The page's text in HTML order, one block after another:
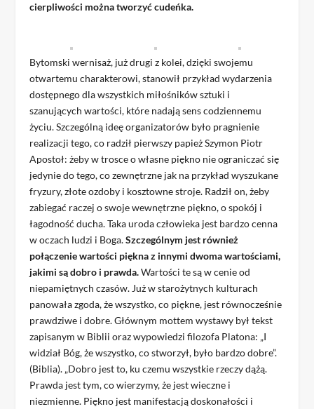
cierpliwości można tworzyć cudeńka.
Bytomski wernisaż, już drugi z kolei, dzięki swojemu
otwartemu charakterowi, stanowił przykład wydarzenia
dostępnego dla wszystkich miłośników sztuki i
szanujących wartości, które nadają sens codziennemu
życiu. Szczególną ideę organizatorów było pragnienie
realizacji tego, co radził pierwszy papież Szymon Piotr
Apostoł: żeby w trosce o własne piękno nie ograniczać się
jedynie do tego, co zewnętrzne jak na przykład wyszukane
fryzury, złote ozdoby i kosztowne stroje. Radził on, żeby
zabiegać raczej o swoje wewnętrzne piękno, o spokój i
łagodność ducha. Taka uroda człowieka jest bardzo cenna
w oczach ludzi i Boga.Szczególnym jest również
połączenie wartości piękna z innymi dwoma wartościami,
jakimi są dobro i prawda.Wartości te są w cenie od
niepamiętnych czasów. Już w starożytnych kulturach
panowała zgoda, że wszystko, co piękne, jest równocześnie
prawdziwe i dobre. Głównym mottem wystawy był tekst
zapisanym w Biblii oraz wypowiedzi filozofa Platona: „I
widział Bóg, że wszystko, co stworzył, było bardzo dobre”.
(Biblia). „Dobro jest to, ku czemu wszystkie rzeczy dążą.
Prawda jest tym, co wierzymy, że jest wieczne i
niezmienne. Piękno jest manifestacją doskonałości i